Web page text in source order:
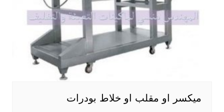
ميكسر او مقلب او خلاط بودرات